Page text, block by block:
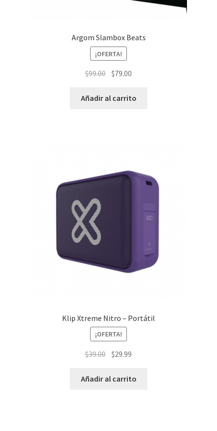
Argom Slambox Beats
¡OFERTA!
$99.00 El
original
$79.00
actual
Añadir al carrito
Klip Xtreme Nitro – Portátil
¡OFERTA!
$39.00 El
original
$29.99
actual
Añadir al carrito